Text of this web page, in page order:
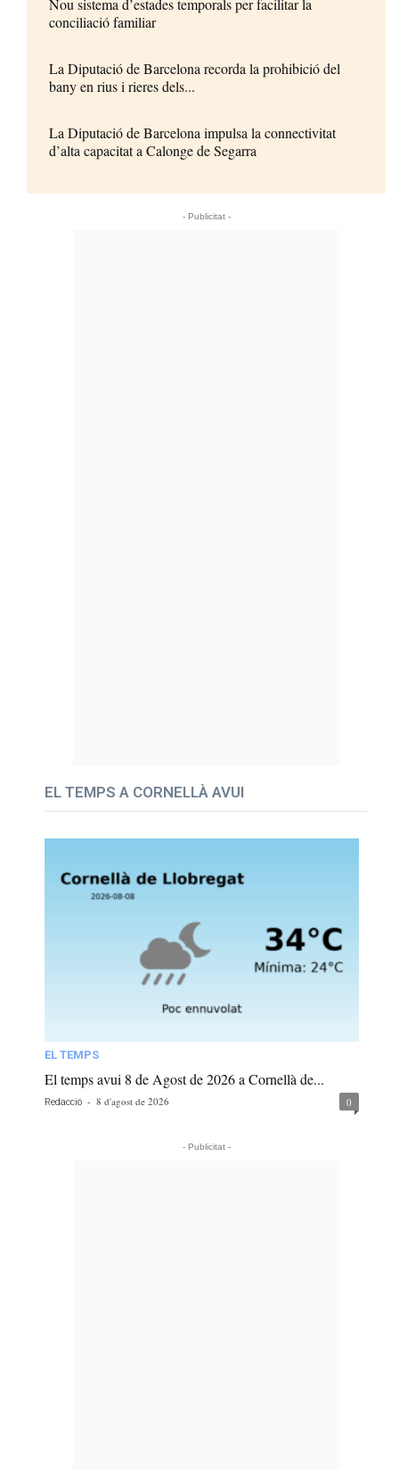
Nou sistema d’estades temporals per facilitar la
conciliació familiar
La Diputació de Barcelona recorda la prohibició del
bany en rius i rieres dels...
La Diputació de Barcelona impulsa la connectivitat
d’alta capacitat a Calonge de Segarra
- Publicitat -
EL TEMPS A CORNELLÀ AVUI
EL TEMPS
El temps avui 8 de Agost de 2026 a Cornellà de...
Redacció - 8 d'agost de 2026 0
- Publicitat -